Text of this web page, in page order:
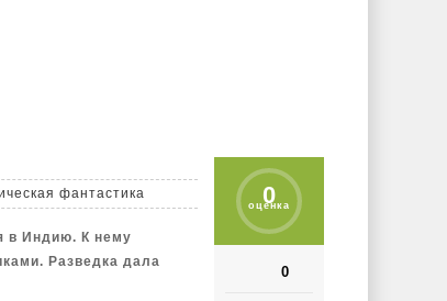
0
оценка
0
фантастика
в Индию. К нему
Разведка дала